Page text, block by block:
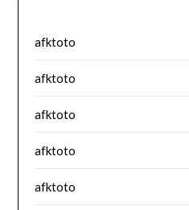
afktoto
afktoto
afktoto
afktoto
afktoto